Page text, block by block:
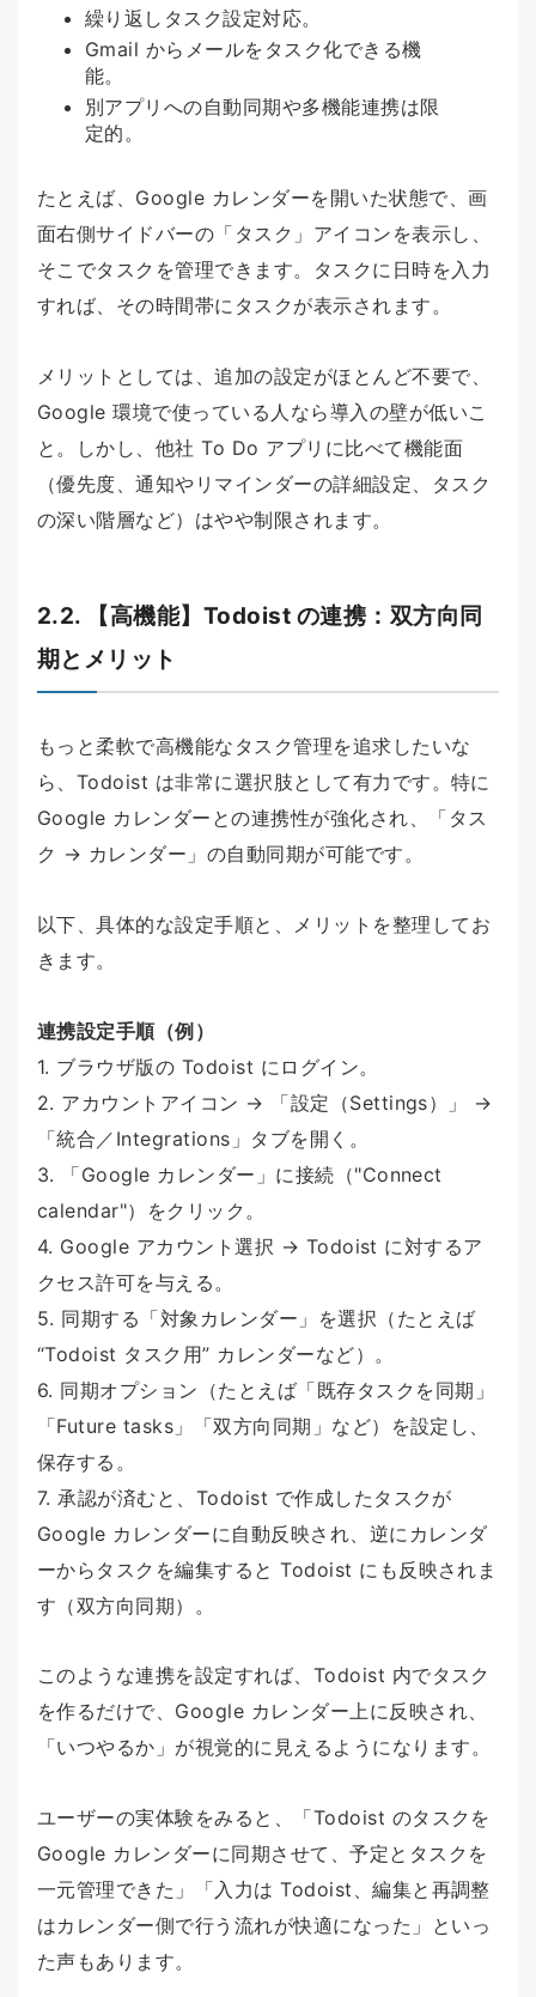
繰り返しタスク設定対応。
Gmail からメールをタスク化できる機
能。
別アプリへの自動同期や多機能連携は限
定的。
たとえば、Google カレンダーを開いた状態で、画
面右側サイドバーの「タスク」アイコンを表示し、
そこでタスクを管理できます。タスクに日時を入力
すれば、その時間帯にタスクが表示されます。
メリットとしては、追加の設定がほとんど不要で、
Google 環境で使っている人なら導入の壁が低いこ
と。しかし、他社 To Do アプリに比べて機能面
（優先度、通知やリマインダーの詳細設定、タスク
の深い階層など）はやや制限されます。
2.2. 【高機能】Todoist の連携：双方向同
期とメリット
もっと柔軟で高機能なタスク管理を追求したいな
ら、Todoist は非常に選択肢として有力です。特に
Google カレンダーとの連携性が強化され、「タス
ク → カレンダー」の自動同期が可能です。
以下、具体的な設定手順と、メリットを整理してお
きます。
連携設定手順（例）
1. ブラウザ版の Todoist にログイン。
2. アカウントアイコン → 「設定（Settings）」 →
「統合／Integrations」タブを開く。
3. 「Google カレンダー」に接続（"Connect
calendar"）をクリック。
4. Google アカウント選択 → Todoist に対するア
クセス許可を与える。
5. 同期する「対象カレンダー」を選択（たとえば
“Todoist タスク用” カレンダーなど）。
6. 同期オプション（たとえば「既存タスクを同期」
「Future tasks」「双方向同期」など）を設定し、
保存する。
7. 承認が済むと、Todoist で作成したタスクが
Google カレンダーに自動反映され、逆にカレンダ
ーからタスクを編集すると Todoist にも反映されま
す（双方向同期）。
このような連携を設定すれば、Todoist 内でタスク
を作るだけで、Google カレンダー上に反映され、
「いつやるか」が視覚的に見えるようになります。
ユーザーの実体験をみると、「Todoist のタスクを
Google カレンダーに同期させて、予定とタスクを
一元管理できた」「入力は Todoist、編集と再調整
はカレンダー側で行う流れが快適になった」といっ
た声もあります。